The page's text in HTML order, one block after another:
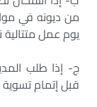
يوم عمل
ج- إذا طلب
قبل إتمام تسوية